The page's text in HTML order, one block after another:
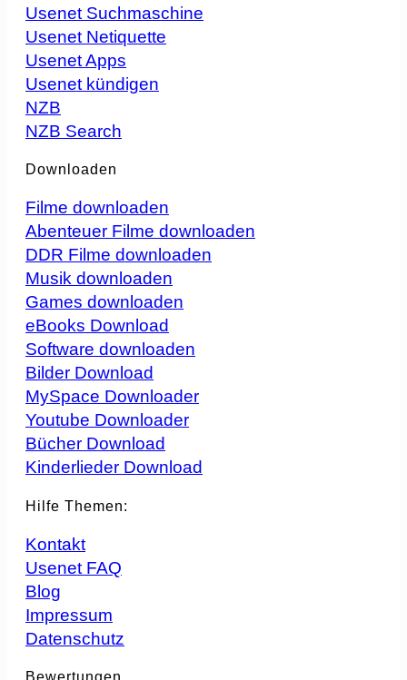
Usenet Suchmaschine
Usenet Netiquette
Usenet Apps
Usenet kündigen
NZB
NZB Search
Downloaden
Filme downloaden
Abenteuer Filme downloaden
DDR Filme downloaden
Musik downloaden
Games downloaden
eBooks Download
Software downloaden
Bilder Download
MySpace Downloader
Youtube Downloader
Bücher Download
Kinderlieder Download
Hilfe Themen:
Kontakt
Usenet FAQ
Blog
Impressum
Datenschutz